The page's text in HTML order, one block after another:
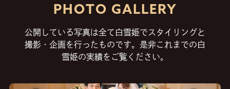
PHOTO GALLERY
公開している写真は全て白雪姫でスタイリングと
撮影・企画を行ったものです。 是非これまでの白
雪姫の実績をご覧ください。
BEAUTY ESTHE
BRIDAL PHOTO